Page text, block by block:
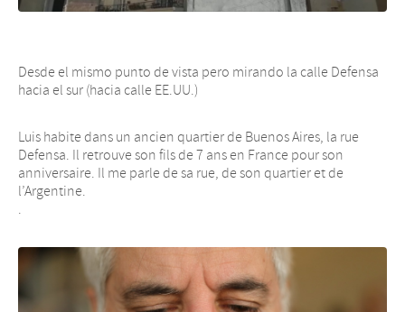
Desde el mismo punto de vista pero mirando la calle Defensa
hacia el sur (hacia calle EE.UU.)
Luis habite dans un ancien quartier de Buenos Aires, la rue
Defensa. Il retrouve son fils de 7 ans en France pour son
anniversaire. Il me parle de sa rue, de son quartier et de
l’Argentine.
.